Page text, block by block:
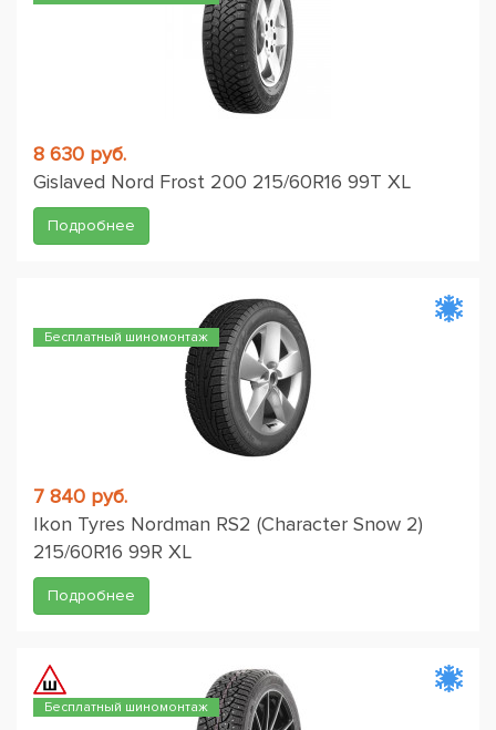
8 630 руб.
Gislaved Nord Frost 200 215/60R16 99T XL
Подробнее
Бесплатный шиномонтаж
7 840 руб.
Ikon Tyres Nordman RS2 (Character Snow 2)
215/60R16 99R XL
Подробнее
Бесплатный шиномонтаж